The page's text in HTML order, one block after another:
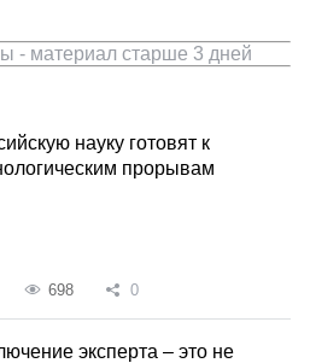
- материал старше 3 дней
науку готовят к
прорывам
698 0
эксперта – это не